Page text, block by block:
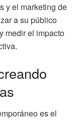
y el marketing de
a su público
medir el impacto
es el